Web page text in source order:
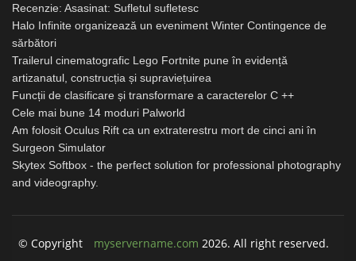
Recenzie: Asasinat: Sufletul sufletesc
Halo Infinite organizează un eveniment Winter Contingence de
sărbători
Trailerul cinematografic Lego Fortnite pune în evidență
artizanatul, construcția și supraviețuirea
Funcții de clasificare și transformare a caracterelor C ++
Cele mai bune 14 moduri Palworld
Am folosit Oculus Rift ca un extraterestru mort de cinci ani în
Surgeon Simulator
Skytex Softbox - the perfect solution for professional photography
and videography.
© Copyright myservername.com 2026. All right reserved.